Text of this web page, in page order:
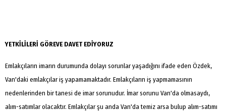
YETKİLİLERİ GÖREVE DAVET EDİYORUZ
Emlakçıların imarın durumunda dolayı sorunlar yaşadığını ifade eden Özdek,
Van'daki emlakçılar iş yapamamaktadır. Emlakçıların iş yapmamasının
nedenlerinden bir tanesi de imar sorunudur. İmar sorunu Van'da olmasaydı,
alım-satımlar olacaktır. Emlakçılar şu anda Van'da temiz arsa bulup alım-satımı